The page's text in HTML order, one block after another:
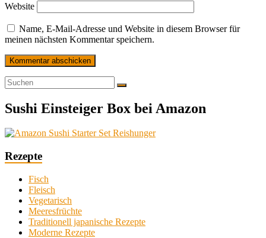
Website
Name, E-Mail-Adresse und Website in diesem Browser für
meinen nächsten Kommentar speichern.
Sushi Einsteiger Box bei Amazon
Rezepte
Fisch
Fleisch
Vegetarisch
Meeresfrüchte
Traditionell japanische Rezepte
Moderne Rezepte